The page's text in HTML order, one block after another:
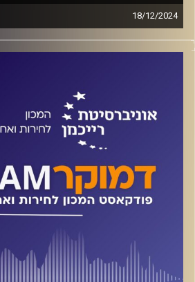
18/12/2024
פודקאסט המכון לחירות ואחריות
בעולם. על כל אלה ועוד ישוחח ד"ר חיים
מוסל
המכון לחירות ואחריות